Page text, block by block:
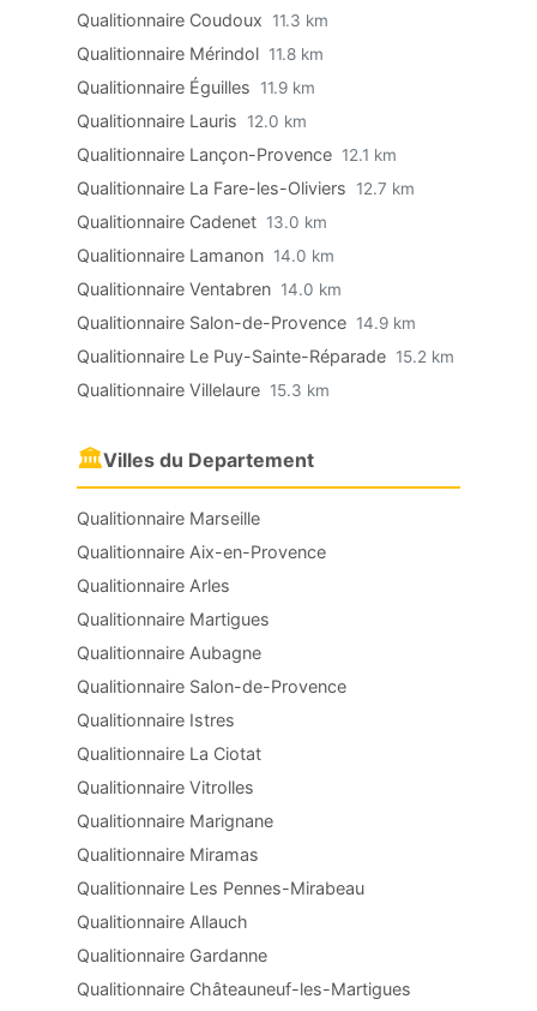
Qualitionnaire Coudoux 11.3 km
Qualitionnaire Mérindol 11.8 km
Qualitionnaire Éguilles 11.9 km
Qualitionnaire Lauris 12.0 km
Qualitionnaire Lançon-Provence 12.1 km
Qualitionnaire La Fare-les-Oliviers 12.7 km
Qualitionnaire Cadenet 13.0 km
Qualitionnaire Lamanon 14.0 km
Qualitionnaire Ventabren 14.0 km
Qualitionnaire Salon-de-Provence 14.9 km
Qualitionnaire Le Puy-Sainte-Réparade 15.2 km
Qualitionnaire Villelaure 15.3 km
🏛Villes du Departement
Qualitionnaire Marseille
Qualitionnaire Aix-en-Provence
Qualitionnaire Arles
Qualitionnaire Martigues
Qualitionnaire Aubagne
Qualitionnaire Salon-de-Provence
Qualitionnaire Istres
Qualitionnaire La Ciotat
Qualitionnaire Vitrolles
Qualitionnaire Marignane
Qualitionnaire Miramas
Qualitionnaire Les Pennes-Mirabeau
Qualitionnaire Allauch
Qualitionnaire Gardanne
Qualitionnaire Châteauneuf-les-Martigues